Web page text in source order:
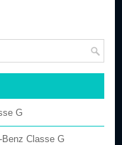
G
Classe G